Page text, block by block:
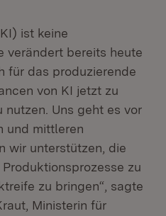
ist keine
verändert bereits heute
für das produzierende
von KI jetzt zu
Uns geht es vor
und mittleren
wir unterstützen, die
zu
zu bringen“, sagte
Ministerin für